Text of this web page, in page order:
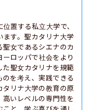
置する私立大学で、
す。聖カタリナ大学
女であるシエナのカ
ロッパで社会をより
た聖女カタリナを規範
を考え、実践できる
リナ大学の教育の原
いレベルの専門性を